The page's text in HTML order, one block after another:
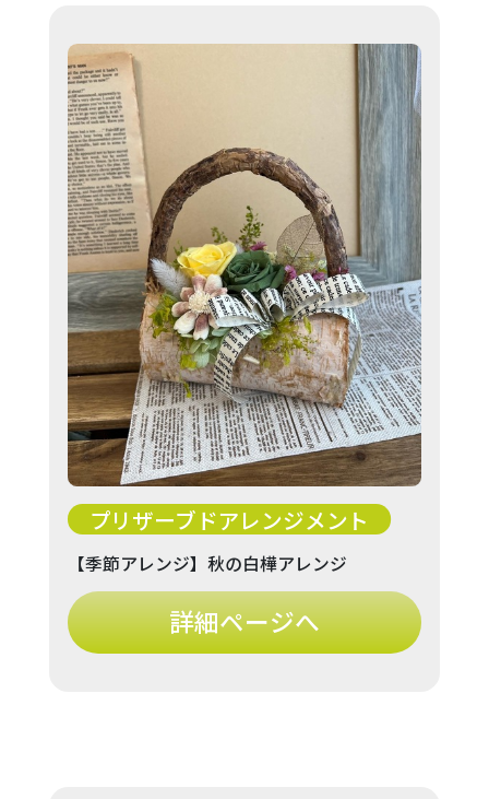
プリザーブドアレンジメント
【季節アレンジ】秋の白樺アレンジ
詳細ページへ